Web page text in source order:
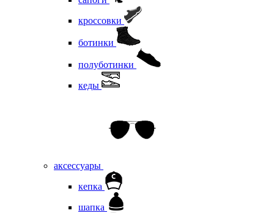
кроссовки
ботинки
полуботинки
кеды
аксессуары
кепка
шапка